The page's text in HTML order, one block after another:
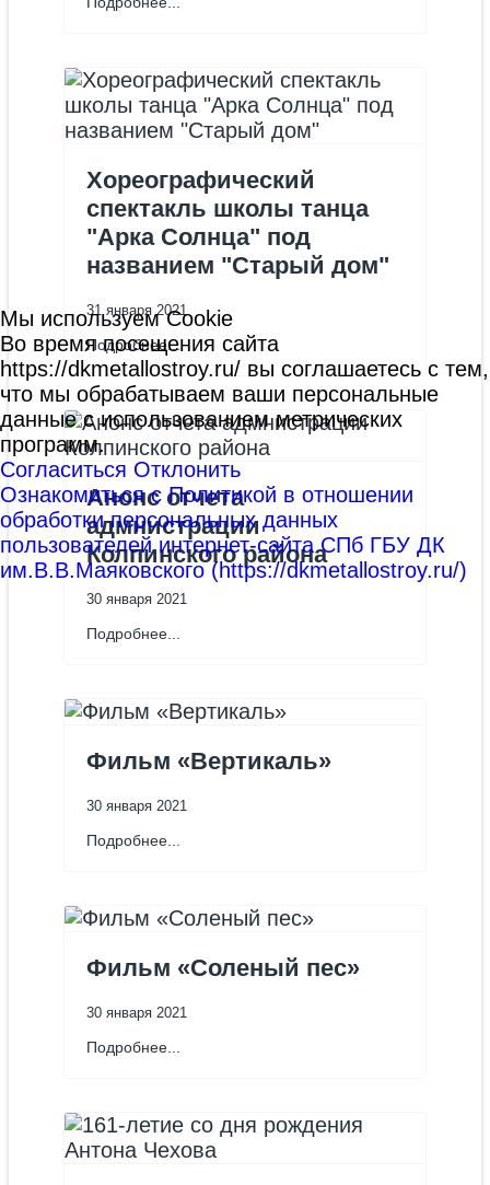
Хореографический
спектакль школы танца
"Арка Солнца" под
названием "Старый дом"
31 января 2021
Подробнее...
Анонс отчета
адмнистрации
Колпинского района
30 января 2021
Подробнее...
Фильм «Вертикаль»
30 января 2021
Подробнее...
Фильм «Соленый пес»
30 января 2021
Подробнее...
Мы используем Cookie
Во время посещения сайта
https://dkmetallostroy.ru/ вы соглашаетесь с тем,
что мы обрабатываем ваши персональные
данные с использованием метрических
программ.
Согласиться Отклонить
Ознакомиться с Политикой в отношении
обработки персональных данных
пользователей интернет-сайта СПб ГБУ ДК
им.В.В.Маяковского (https://dkmetallostroy.ru/)